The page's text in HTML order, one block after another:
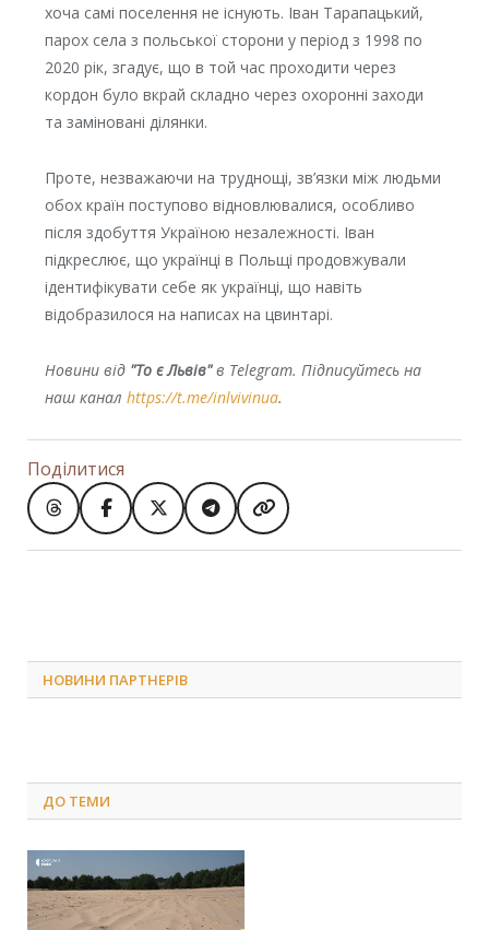
хоча самі поселення не існують. Іван Тарапацький,
парох села з польської сторони у період з 1998 по
2020 рік, згадує, що в той час проходити через
кордон було вкрай складно через охоронні заходи
та заміновані ділянки.
Проте, незважаючи на труднощі, зв’язки між людьми
обох країн поступово відновлювалися, особливо
після здобуття Україною незалежності. Іван
підкреслює, що українці в Польщі продовжували
ідентифікувати себе як українці, що навіть
відобразилося на написах на цвинтарі.
Новини від "То є Львів"в Telegram. Підписуйтесь на
наш канал https://t.me/inlvivinua.
Поділитися
НОВИНИ ПАРТНЕРІВ
ДО ТЕМИ